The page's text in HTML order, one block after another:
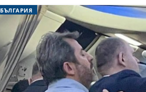
БЪЛГАРИЯ